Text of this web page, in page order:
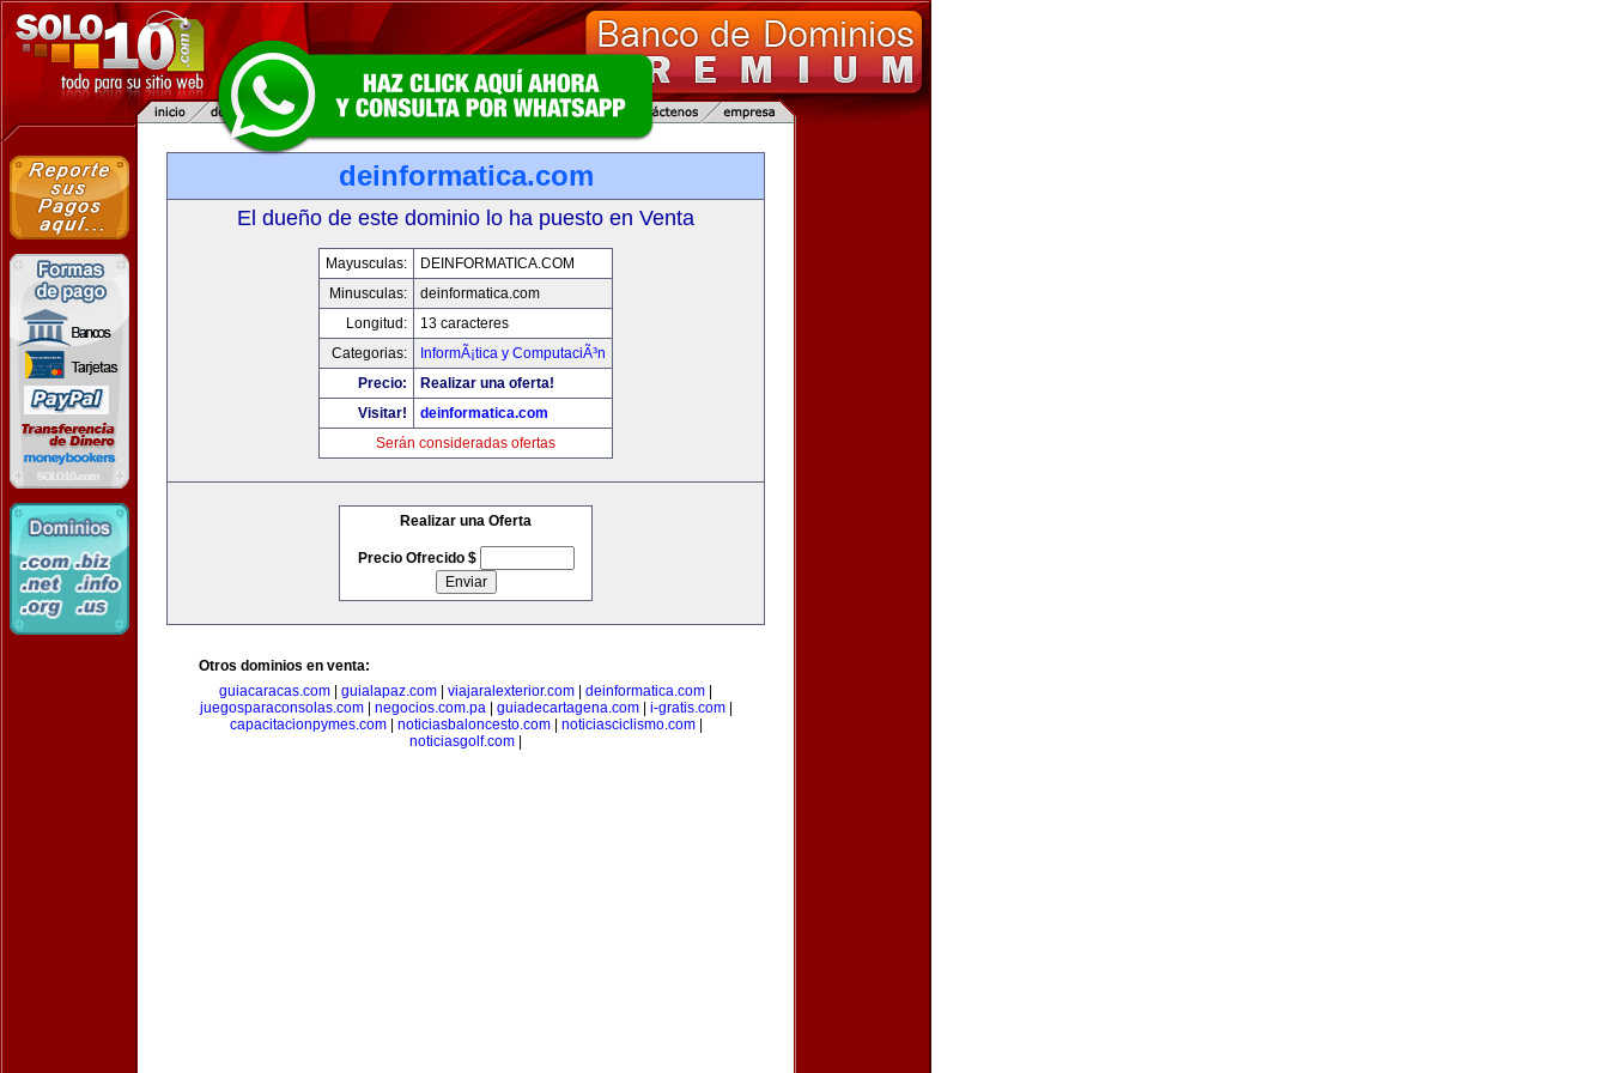
deinformatica.com
El dueño de este dominio lo ha puesto en Venta
Mayusculas:
DEINFORMATICA.COM
Minusculas:
deinformatica.com
Longitud:
13 caracteres
Categorias:
InformÃ¡tica y ComputaciÃ³n
Precio:
Realizar una oferta!
Visitar!
deinformatica.com
Serán consideradas ofertas
Realizar una Oferta
Precio Ofrecido $
Otros dominios en venta:
guiacaracas.com
guialapaz.com viajaralexterior.com deinformatica.com
juegosparaconsolas.com| negocios.com.pa| guiadecartagena.com| i-gratis.com|
capacitacionpymes.com| noticiasbaloncesto.com| noticiasciclismo.com|
noticiasgolf.com